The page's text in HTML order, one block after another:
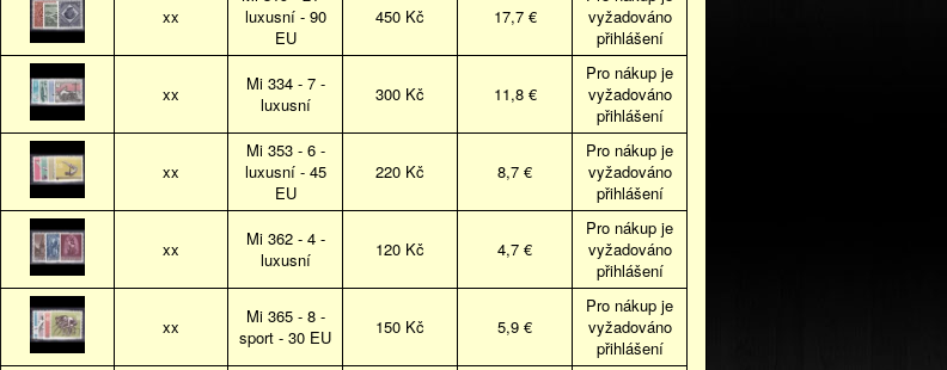
xx
luxusní - 90
EU
450 Kč 17,7 €
vyžadováno
přihlášení
xx
Mi 334 - 7 -
luxusní
300 Kč 11,8 €
Pro nákup je
vyžadováno
přihlášení
xx
Mi 353 - 6 -
luxusní - 45
EU
220 Kč 8,7 €
Pro nákup je
vyžadováno
přihlášení
xx
Mi 362 - 4 -
luxusní
120 Kč 4,7 €
Pro nákup je
vyžadováno
přihlášení
xx
Mi 365 - 8 -
sport - 30 EU
150 Kč 5,9 €
Pro nákup je
vyžadováno
přihlášení